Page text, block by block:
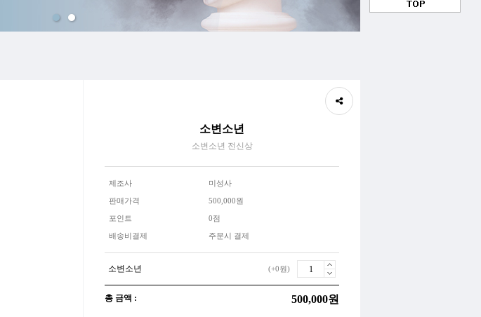
소변소년
소변소년 전신상
제조사 미성사
판매가격 500,000원
포인트 0점
배송비결제 주문시 결제
소변소년 (+0원)
총 금액 : 500,000원